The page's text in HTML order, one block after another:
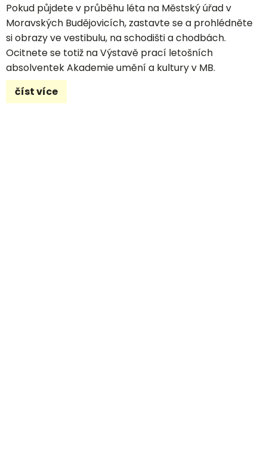
Pokud půjdete v průběhu léta na Městský úřad v
Moravských Budějovicích, zastavte se a prohlédněte
si obrazy ve vestibulu, na schodišti a chodbách.
Ocitnete se totiž na Výstavě prací letošních
absolventek Akademie umění a kultury v MB.
číst více